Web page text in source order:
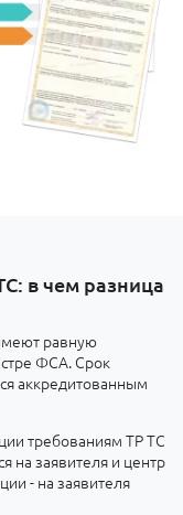
в чем разница
равную
ФСА. Срок
аккредитованным
требованиям ТР ТС
на заявителя и центр
- на заявителя